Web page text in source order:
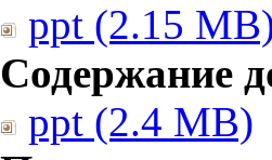
ppt (2.15
Содержание
ppt (2.4 MB)